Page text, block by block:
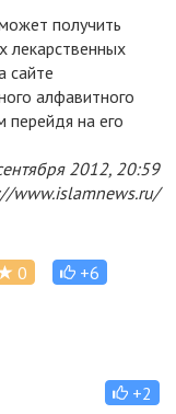
получить
сайте
алфавитного
перейдя на его
2012, 20:59
www.islamnews.ru/
0 +6
+2